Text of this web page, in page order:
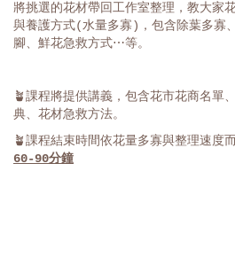
將挑選的花材帶回工作室整理，教大家
與養護方式(水量多寡)，包含除葉多寡
腳、鮮花急救方式⋯等。
🪴課程將提供講義，包含花市花商名單
典、花材急救方法。
🪴課程結束時間依花量多寡與整理速度
60-90分鐘